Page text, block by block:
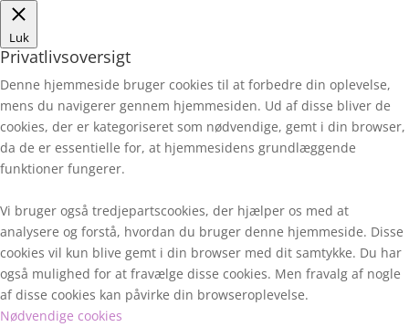
Luk
Privatlivsoversigt
Denne hjemmeside bruger cookies til at forbedre din oplevelse,
mens du navigerer gennem hjemmesiden. Ud af disse bliver de
cookies, der er kategoriseret som nødvendige, gemt i din browser,
da de er essentielle for, at hjemmesidens grundlæggende
funktioner fungerer.
Vi bruger også tredjepartscookies, der hjælper os med at
analysere og forstå, hvordan du bruger denne hjemmeside. Disse
cookies vil kun blive gemt i din browser med dit samtykke. Du har
også mulighed for at fravælge disse cookies. Men fravalg af nogle
af disse cookies kan påvirke din browseroplevelse.
Nødvendige cookies